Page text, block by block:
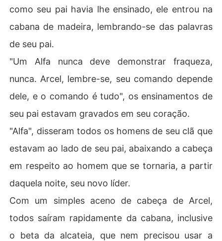
como seu pai havia lhe ensinado, ele entrou na
cabana de madeira, lembrando-se das palavras
de seu pai.
"Um Alfa nunca deve demonstrar fraqueza,
nunca. Arcel, lembre-se, seu comando depende
dele, e o comando é tudo", os ensinamentos de
seu pai estavam gravados em seu coração.
"Alfa", disseram todos os homens de seu clã que
estavam ao lado de seu pai, abaixando a cabeça
em respeito ao homem que se tornaria, a partir
daquela noite, seu novo líder.
Com um simples aceno de cabeça de Arcel,
todos saíram rapidamente da cabana, inclusive
o beta da alcateia, que nem precisou usar a